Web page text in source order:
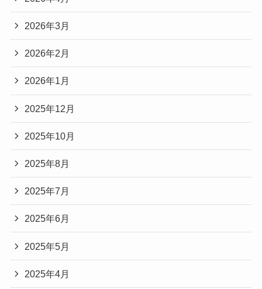
2026年3月
2026年2月
2026年1月
2025年12月
2025年10月
2025年8月
2025年7月
2025年6月
2025年5月
2025年4月